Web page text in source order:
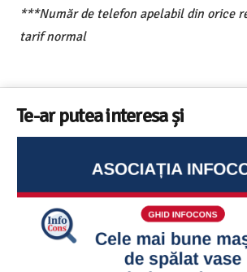
***Număr de telefon apelabil din orice
tarif normal
Te-ar putea interesa și
Ghid InfoCons – Cum sa alegi masina